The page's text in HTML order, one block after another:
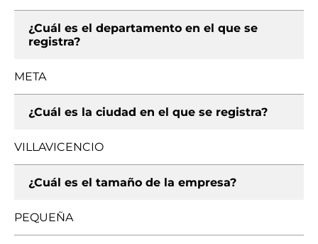
¿Cuál es el departamento en el que se
registra?
META
¿Cuál es la ciudad en el que se registra?
VILLAVICENCIO
¿Cuál es el tamaño de la empresa?
PEQUEÑA